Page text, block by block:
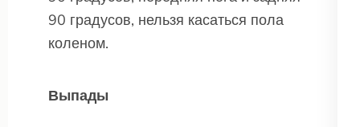
90 градусов, нельзя касаться пола
коленом.
Выпады